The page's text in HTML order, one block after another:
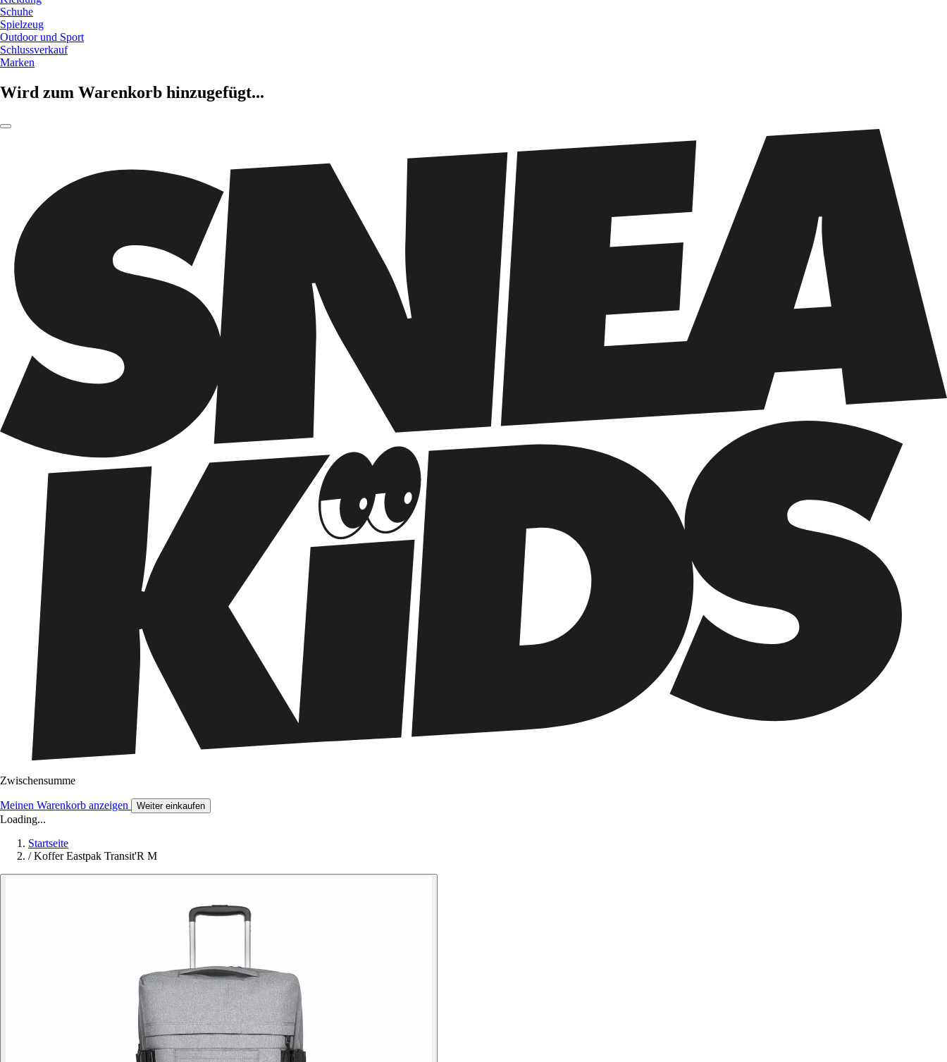
Schuhe
Spielzeug
Outdoor und Sport
Schlussverkauf
Marken
Wird zum Warenkorb hinzugefügt...
Zwischensumme
Meinen Warenkorb anzeigen Weiter einkaufen
Loading...
Startseite
/ Koffer Eastpak Transit'R M